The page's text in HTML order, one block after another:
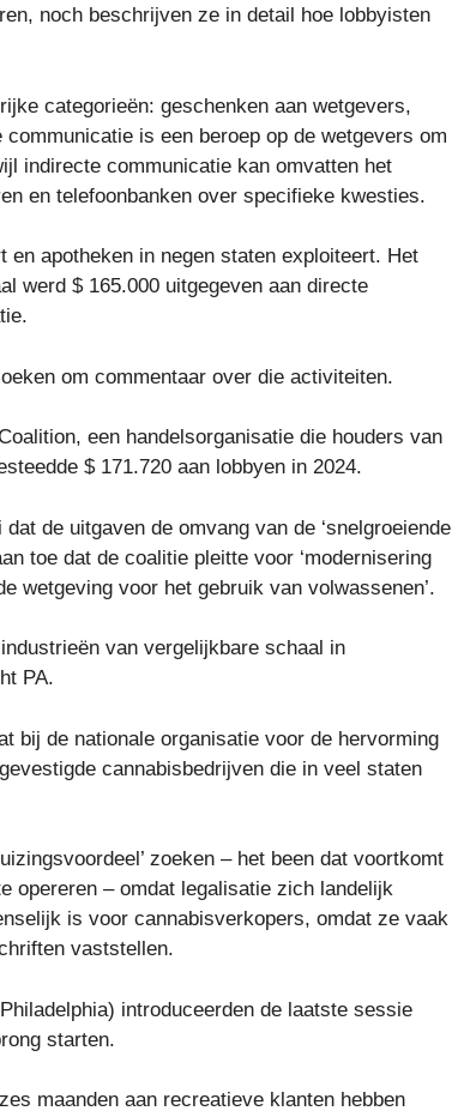
noch beschrijven ze in detail hoe lobbyisten
categorieën: geschenken aan wetgevers,
is een beroep op de wetgevers om
indirecte communicatie kan omvatten het
en telefoonbanken over specifieke kwesties.
apotheken in negen staten exploiteert. Het
werd $ 165.000 uitgegeven aan directe
om commentaar over die activiteiten.
een handelsorganisatie die houders van
$ 171.720 aan lobbyen in 2024.
de uitgaven de omvang van de ‘snelgroeiende
toe dat de coalitie pleitte voor ‘modernisering
wetgeving voor het gebruik van volwassenen’.
van vergelijkbare schaal in
PA.
bij de nationale organisatie voor de hervorming
cannabisbedrijven die in veel staten
zoeken – het been dat voortkomt
opereren – omdat legalisatie zich landelijk
is voor cannabisverkopers, omdat ze vaak
vaststellen.
introduceerden de laatste sessie
starten.
maanden aan recreatieve klanten hebben